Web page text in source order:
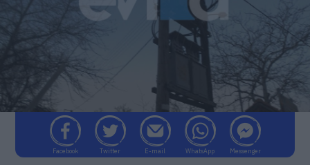
Facebook Twitter E-mail WhatsApp Messenger